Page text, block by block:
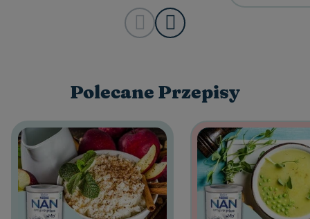
Polecane Przepisy